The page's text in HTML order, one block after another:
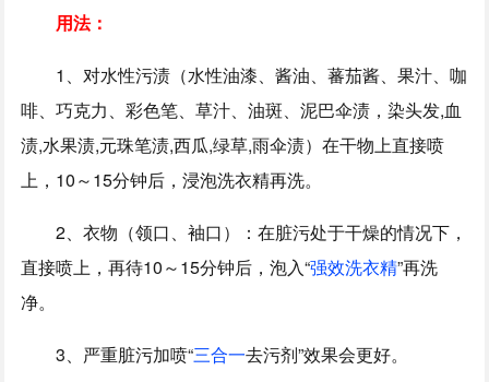
用法：
1、对水性污渍（水性油漆、酱油、蕃茄酱、果汁、咖
啡、巧克力、彩色笔、草汁、油斑、泥巴伞渍，染头发,血
渍,水果渍,元珠笔渍,西瓜,绿草,雨伞渍）在干物上直接喷
上，10～15分钟后，浸泡洗衣精再洗。
2、衣物（领口、袖口）：在脏污处于干燥的情况下，
直接喷上，再待10～15分钟后，泡入“强效洗衣精”再洗
净。
3、严重脏污加喷“三合一去污剂”效果会更好。